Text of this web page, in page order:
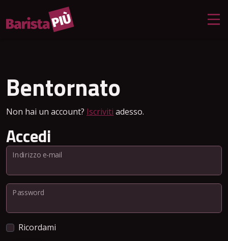
Bentornato
Non hai un account? Iscriviti adesso.
Accedi
Indirizzo e-mail
Password
Ricordami